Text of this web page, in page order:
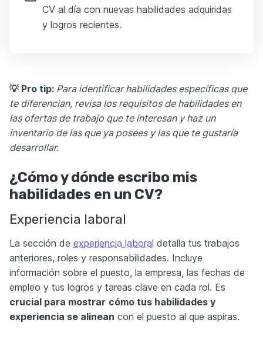
CV al día con nuevas habilidades adquiridas
y logros recientes.
💡 Pro tip: Para identificar habilidades específicas que
te diferencian, revisa los requisitos de habilidades en
las ofertas de trabajo que te interesan y haz un
inventario de las que ya posees y las que te gustaría
desarrollar.
¿Cómo y dónde escribo mis
habilidades en un CV?
Experiencia laboral
La sección de experiencia laboral detalla tus trabajos
anteriores, roles y responsabilidades. Incluye
información sobre el puesto, la empresa, las fechas de
empleo y tus logros y tareas clave en cada rol. Es
crucial para mostrar cómo tus habilidades y
experiencia se alinean con el puesto al que aspiras.